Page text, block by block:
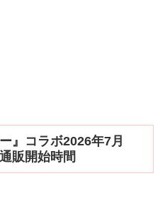
』コラボ2026年7月
販開始時間